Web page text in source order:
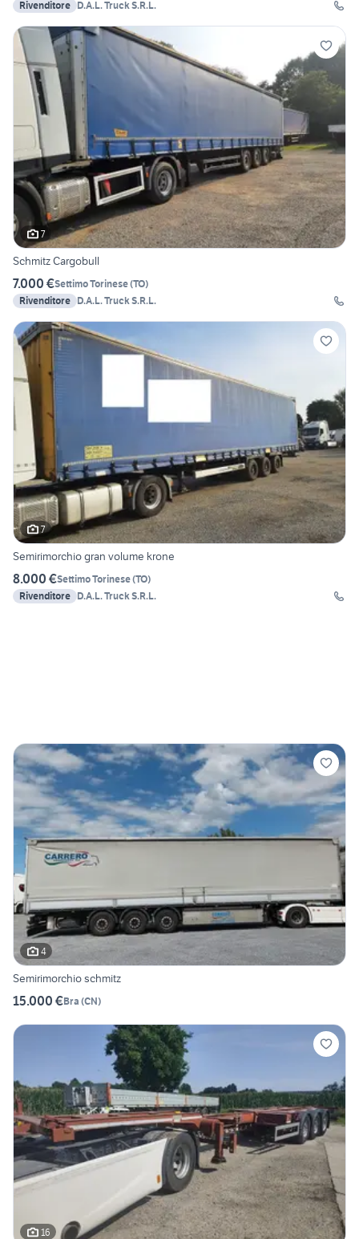
Rivenditore D.A.L. Truck S.R.L.
7
Schmitz Cargobull
7.000 €Settimo Torinese(TO)
Rivenditore D.A.L. Truck S.R.L.
7
Semirimorchio gran volume krone
8.000 €Settimo Torinese(TO)
Rivenditore D.A.L. Truck S.R.L.
4
Semirimorchio schmitz
15.000 €Bra (CN)
16